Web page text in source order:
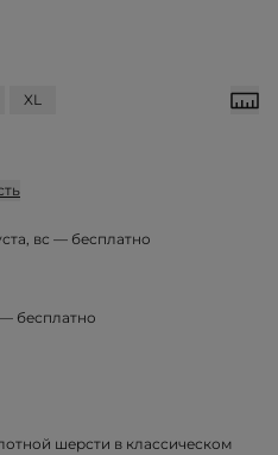
XL
вс — бесплатно
бесплатно
шерсти в классическом